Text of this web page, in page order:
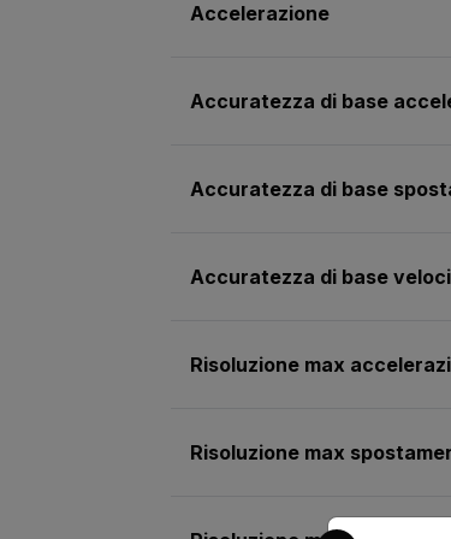
Accelerazione
Accuratezza di base
Accuratezza di base
Accuratezza di base
Risoluzione max
Risoluzione max
Select your